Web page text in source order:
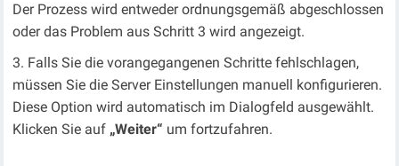
Der Prozess wird entweder ordnungsgemäß abgeschlossen
oder das Problem aus Schritt 3 wird angezeigt.
Falls Sie die vorangegangenen Schritte fehlschlagen,
müssen Sie die Server Einstellungen manuell konfigurieren.
Diese Option wird automatisch im Dialogfeld ausgewählt.
Klicken Sie auf „Weiter“ um fortzufahren.